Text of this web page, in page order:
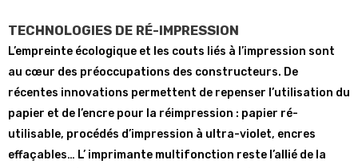
TECHNOLOGIES DE RÉ-IMPRESSION
L’empreinte écologique et les couts liés à l’impression sont
au cœur des préoccupations des constructeurs. De
récentes innovations permettent de repenser l’utilisation du
papier et de l’encre pour la réimpression : papier ré-
utilisable, procédés d’impression à ultra-violet, encres
effaçables… L’ imprimante multifonction reste l’allié de la